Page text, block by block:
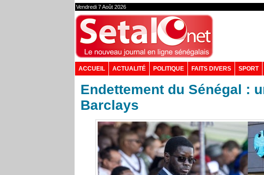
Vendredi 7 Août 2026
ACCUEIL ACTUALITÉ POLITIQUE FAITS DIVERS SPORT
Endettement du Sénégal :
Barclays